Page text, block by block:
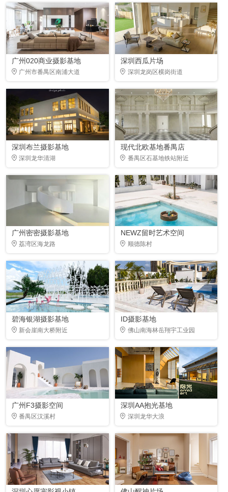
广州020商业摄影基地
广州市番禺区南浦大道
深圳西瓜片场
深圳龙岗区横岗街道
深圳布兰摄影基地
深圳龙华清湖
现代北欧基地番禺店
番禺区石基地铁站附近
广州密密摄影基地
荔湾区海龙路
NEWZ留时艺术空间
顺德陈村
碧海银湖摄影基地
新会崖南大桥附近
ID摄影基地
佛山南海林岳翔宇工业园
广州F3摄影空间
番禺区汉溪村
深圳AA抱光基地
深圳龙华大浪